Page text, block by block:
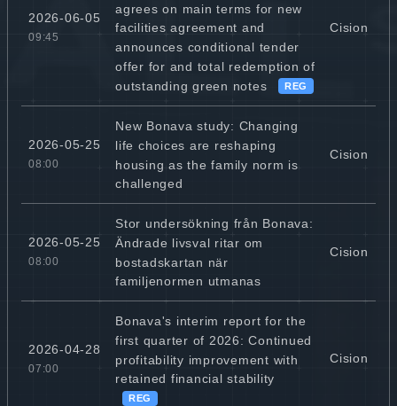
2026-06-05
09:45
agrees on main terms for new
facilities agreement and
announces conditional tender
offer for and total redemption of
outstanding green notes
REG
Cision
2026-05-25
08:00
New Bonava study: Changing
life choices are reshaping
housing as the family norm is
challenged
Cision
2026-05-25
08:00
Stor undersökning från Bonava:
Ändrade livsval ritar om
bostadskartan när
familjenormen utmanas
Cision
2026-04-28
07:00
Bonava's interim report for the
first quarter of 2026: Continued
profitability improvement with
retained financial stability
REG
Cision